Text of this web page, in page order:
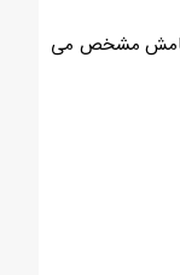
نامش مشخص می